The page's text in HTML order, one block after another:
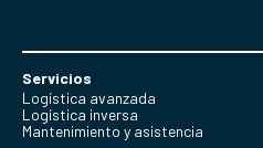
Servicios
Logística avanzada
Logística inversa
Mantenimiento y asistencia